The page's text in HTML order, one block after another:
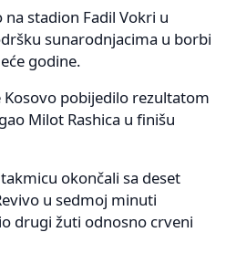
stadion Fadil Vokri u
sunarodnjacima u borbi
godine.
pobijedilo rezultatom
Milot Rashica u finišu
okončali sa deset
u sedmoj minuti
drugi žuti odnosno crveni